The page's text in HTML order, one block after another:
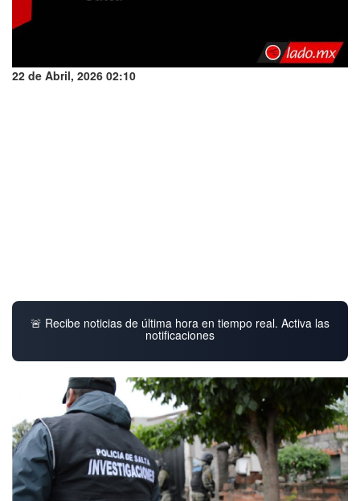
22 de Abril, 2026 02:10
🚨 Recibe noticias de última hora en tiempo real. Activa las
notificaciones